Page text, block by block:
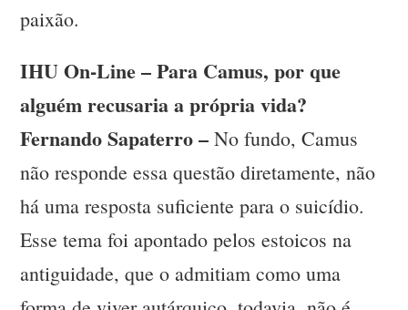
paixão.
IHU On-Line – Para Camus, por que
alguém recusaria a própria vida?
Fernando Sapaterro – No fundo, Camus
não responde essa questão diretamente, não
há uma resposta suficiente para o suicídio.
Esse tema foi apontado pelos estoicos na
antiguidade, que o admitiam como uma